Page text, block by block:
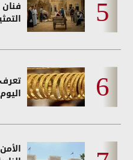
اليوم